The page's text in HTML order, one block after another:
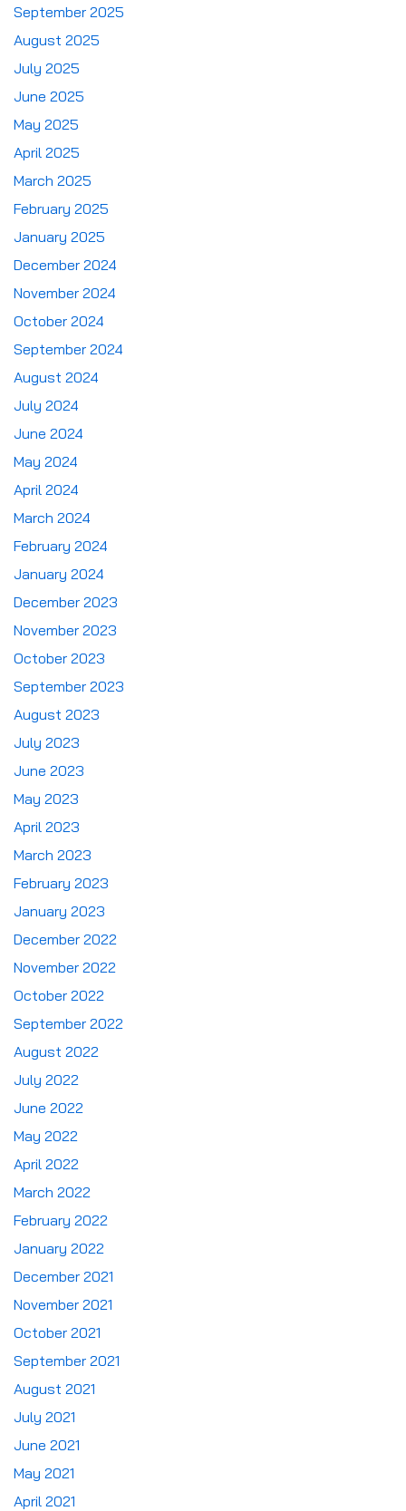
September 2025
August 2025
July 2025
June 2025
May 2025
April 2025
March 2025
February 2025
January 2025
December 2024
November 2024
October 2024
September 2024
August 2024
July 2024
June 2024
May 2024
April 2024
March 2024
February 2024
January 2024
December 2023
November 2023
October 2023
September 2023
August 2023
July 2023
June 2023
May 2023
April 2023
March 2023
February 2023
January 2023
December 2022
November 2022
October 2022
September 2022
August 2022
July 2022
June 2022
May 2022
April 2022
March 2022
February 2022
January 2022
December 2021
November 2021
October 2021
September 2021
August 2021
July 2021
June 2021
May 2021
April 2021